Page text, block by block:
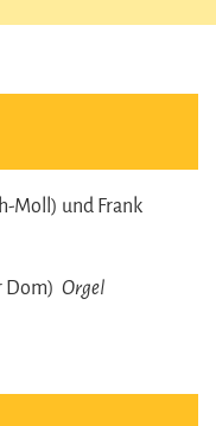
Moll) und Frank
Dom) Orgel